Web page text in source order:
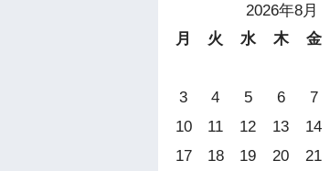
2026年8月
月
火 水 木 金
3 4 5 6
7
10
11 12 13
14
17
18 19 20
21